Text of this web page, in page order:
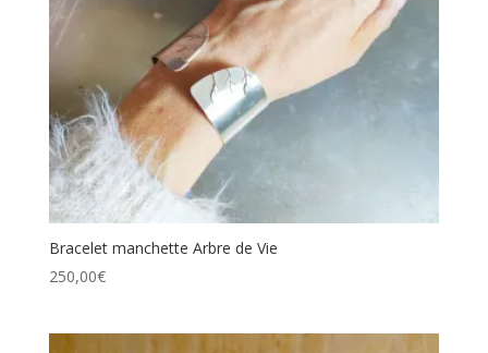
Bracelet manchette Arbre de Vie
250,00€